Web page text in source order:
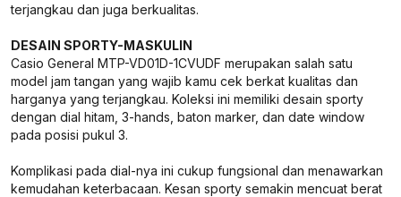
terjangkau dan juga berkualitas.
DESAIN SPORTY-MASKULIN
Casio General MTP-VD01D-1CVUDF merupakan salah satu
model jam tangan yang wajib kamu cek berkat kualitas dan
harganya yang terjangkau. Koleksi ini memiliki desain sporty
dengan dial hitam, 3-hands, baton marker, dan date window
pada posisi pukul 3.
Komplikasi pada dial-nya ini cukup fungsional dan menawarkan
kemudahan keterbacaan. Kesan sporty semakin mencuat berat